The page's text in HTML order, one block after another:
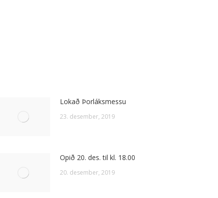
Lokað Þorláksmessu
23. desember, 2019
Opið 20. des. til kl. 18.00
20. desember, 2019